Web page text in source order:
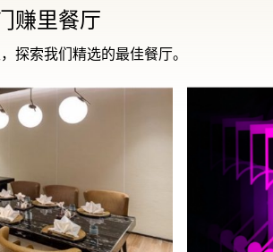
赚里餐厅
探索我们精选的最佳餐厅。